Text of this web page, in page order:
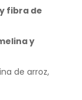
fibra de
y
de arroz,